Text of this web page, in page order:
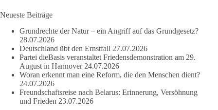
und den Menschen wirklich nützt.
wenn er Sachsen-Anhalt nicht weiterbringt.
💬 Was ist dir wichtiger: der Absender eines Antrags oder das
Ergebnis für Sachsen-Anhalt?
#dieBasis #sachsenanhalt
👉 Folgen:
Neueste Beiträge
Grundrechte der Natur – ein Angriff auf das Grundgesetz?
28.07.2026
Deutschland übt den Ernstfall 27.07.2026
Partei dieBasis veranstaltet Friedensdemonstration am 29.
August in Hannover 24.07.2026
Woran erkennt man eine Reform, die den Menschen dient?
24.07.2026
Freundschaftsreise nach Belarus: Erinnerung, Versöhnung
und Frieden 23.07.2026